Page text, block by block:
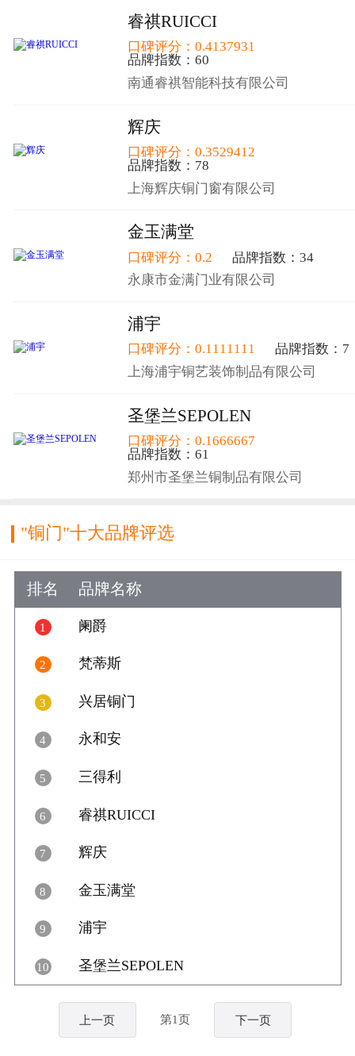
睿祺RUICCI
口碑评分：0.4137931
品牌指数：60
南通睿祺智能科技有限公司
辉庆
口碑评分：0.3529412
品牌指数：78
上海辉庆铜门窗有限公司
金玉满堂
口碑评分：0.2
品牌指数：34
永康市金满门业有限公司
浦宇
口碑评分：0.1111111
品牌指数：7
上海浦宇铜艺装饰制品有限公司
圣堡兰SEPOLEN
口碑评分：0.1666667
品牌指数：61
郑州市圣堡兰铜制品有限公司
"铜门"十大品牌评选
排名 品牌名称
好评数 好评
1 阑爵
13
2 梵蒂斯
17
3 兴居铜门
4
4 永和安
1
5 三得利
4 
6 睿祺RUICCI
12
7 辉庆
6
8 金玉满堂
3
9 浦宇
1 
10 圣堡兰SEPOLEN
3
上一页 第1页 下一页